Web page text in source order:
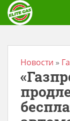
Новости »